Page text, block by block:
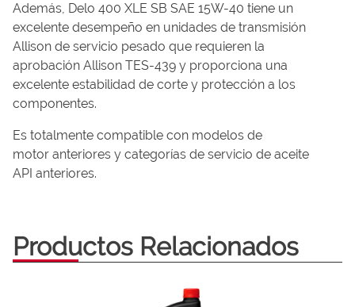
Además, Delo 400 XLE SB SAE 15W-40 tiene un
excelente desempeño en unidades de transmisión
Allison de servicio pesado que requieren la
aprobación Allison TES-439 y proporciona una
excelente estabilidad de corte y protección a los
componentes.
Es totalmente compatible con modelos de
motor anteriores y categorías de servicio de aceite
API anteriores.
Productos Relacionados